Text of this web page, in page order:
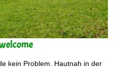
kein Problem. Hautnah in der